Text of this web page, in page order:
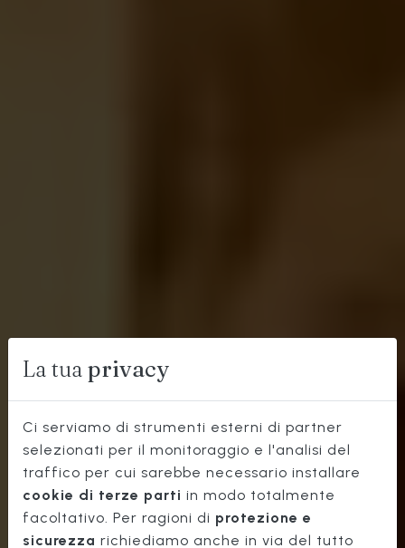
CUCINA
TOSCANA
La tua privacy
Ci serviamo di strumenti esterni di partner
selezionati per il monitoraggio e l'analisi del
traffico per cui sarebbe necessario installare
cookie di terze parti in modo totalmente
facoltativo. Per ragioni di protezione e
sicurezza richiediamo anche in via del tutto